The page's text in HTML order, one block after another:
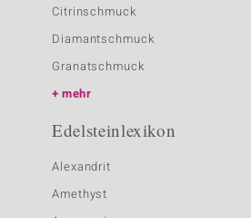
Citrinschmuck
Diamantschmuck
Granatschmuck
mehr
Edelsteinlexikon
Alexandrit
Amethyst